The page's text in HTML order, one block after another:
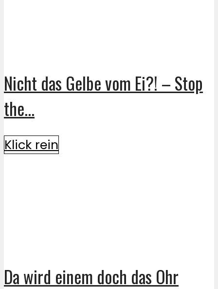
Nicht das Gelbe vom Ei?! – Stop
the...
Klick rein
Da wird einem doch das Ohr